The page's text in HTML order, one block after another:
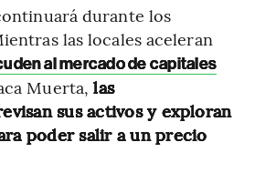
durante los
las locales aceleran
al mercado de capitales
Muerta, las
sus activos y exploran
poder salir a un precio